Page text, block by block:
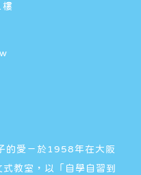
的愛－於1958年在大阪
教室，以「自學自習到